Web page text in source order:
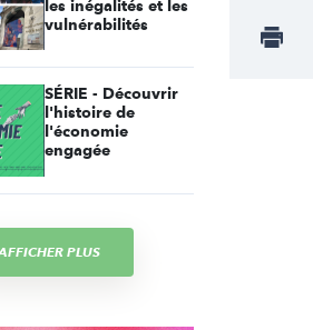
les inégalités et les
vulnérabilités
SÉRIE - Découvrir
l'histoire de
l'économie
engagée
PLUS